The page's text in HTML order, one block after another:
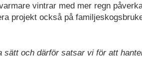
vintrar med mer regn
projekt också på
sätt och därför satsar vi för att